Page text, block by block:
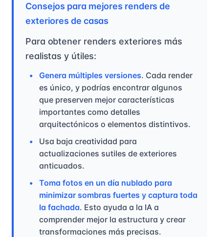
Consejos para mejores renders de
exteriores de casas
Para obtener renders exteriores más
realistas y útiles:
Genera múltiples versiones. Cada render
es único, y podrías encontrar algunos
que preserven mejor características
importantes como detalles
arquitectónicos o elementos distintivos.
Usa baja creatividad para
actualizaciones sutiles de exteriores
anticuados.
Toma fotos en un día nublado para
minimizar sombras fuertes y captura toda
la fachada. Esto ayuda a la IA a
comprender mejor la estructura y crear
transformaciones más precisas.